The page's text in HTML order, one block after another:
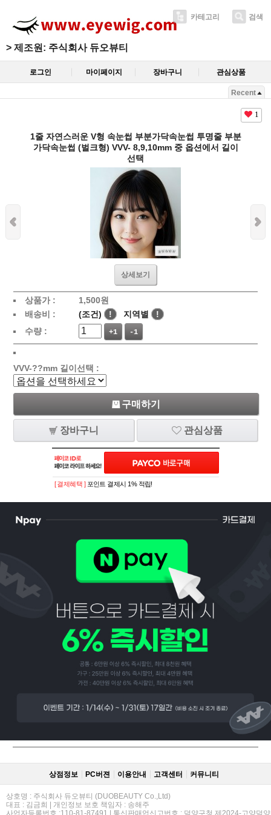
> 제조원: 주식회사 듀오뷰티
카테고리 검색
로그인 마이페이지 장바구니 관심상품
Recent
1
1줄 자연스러운 V형 속눈썹 부분가닥속눈썹 투명줄 부분
가닥속눈썹 (벌크형) VVV- 8,9,10mm 중 옵션에서 길이
선택
상세보기
상품가 : 1,500원
배송비 :
(조건) ! 지역별
!
수량 :
+1 -1
VVV-??mm 길이선택 :
구매하기
장바구니 관심상품
PAYCO 바로
[ 결제혜택 ] 포인트 결제시 1% 적립!
상점정보 PC버젼 이용안내 고객센터 커뮤니티
상호명 : 주식회사 듀오뷰티 (DUOBEAUTY Co.,Ltd)
대표 : 김금희 | 개인정보 보호 책임자 : 송해주